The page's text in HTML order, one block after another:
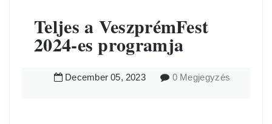
Teljes a VeszprémFest
2024-es programja
December 05, 2023 0 Megjegyzés